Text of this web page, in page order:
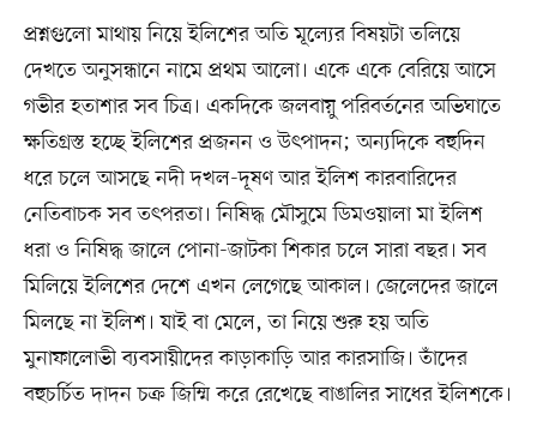
প্রশ্নগুলো মাথায় নিয়ে ইলিশের অতি মূল্যের বিষয়টা তলিয়ে
দেখতে অনুসন্ধানে নামে প্রথম আলো। একে একে বেরিয়ে আসে
গভীর হতাশার সব চিত্র। একদিকে জলবায়ু পরিবর্তনের অভিঘাতে
ক্ষতিগ্রস্ত হচ্ছে ইলিশের প্রজনন ও উৎপাদন; অন্যদিকে বহুদিন
ধরে চলে আসছে নদী দখল-দূষণ আর ইলিশ কারবারিদের
নেতিবাচক সব তৎপরতা। নিষিদ্ধ মৌসুমে ডিমওয়ালা মা ইলিশ
ধরা ও নিষিদ্ধ জালে পোনা-জাটকা শিকার চলে সারা বছর। সব
মিলিয়ে ইলিশের দেশে এখন লেগেছে আকাল। জেলেদের জালে
মিলছে না ইলিশ। যাই বা মেলে, তা নিয়ে শুরু হয় অতি
মুনাফালোভী ব্যবসায়ীদের কাড়াকাড়ি আর কারসাজি। তাঁদের
বহুচর্চিত দাদন চক্র জিম্মি করে রেখেছে বাঙালির সাধের ইলিশকে।